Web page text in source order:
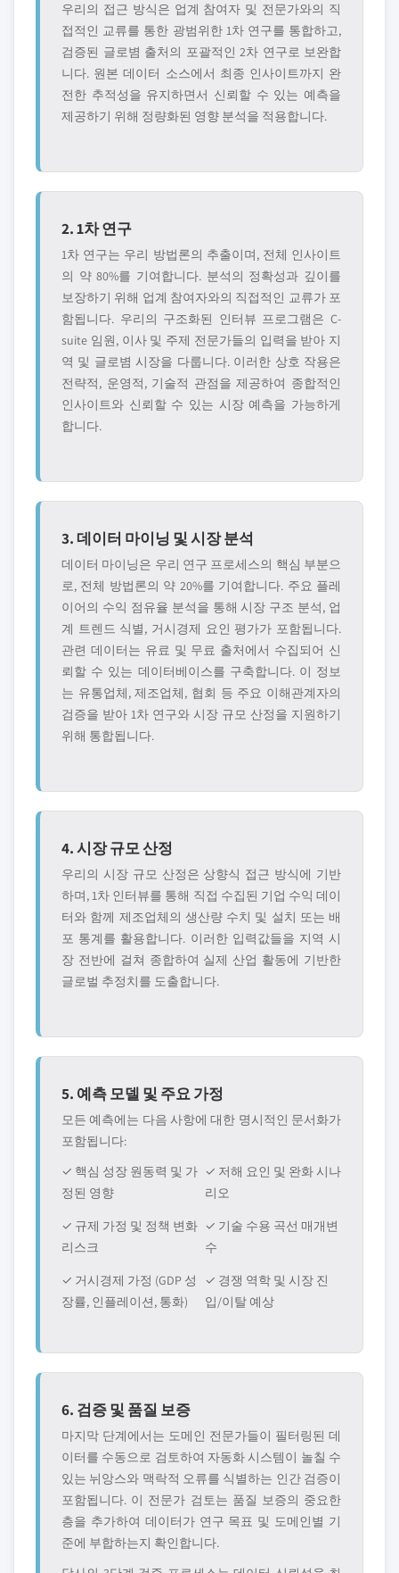
우리의 접근 방식은 업계 참여자 및 전문가와의 직
접적인 교류를 통한 광범위한 1차 연구를 통합하고,
검증된 글로볌 출처의 포괄적인 2차 연구로 보완합
니다. 원본 데이터 소스에서 최종 인사이트까지 완
전한 추적성을 유지하면서 신뢰할 수 있는 예측을
제공하기 위해 정량화된 영향 분석을 적용합니다.
2. 1차 연구
1차 연구는 우리 방법론의 추출이며, 전체 인사이트
의 약 80%를 기여합니다. 분석의 정확성과 깊이를
보장하기 위해 업계 참여자와의 직접적인 교류가 포
함됩니다. 우리의 구조화된 인터뷰 프로그램은 C-
suite 임원, 이사 및 주제 전문가들의 입력을 받아 지
역 및 글로볌 시장을 다룹니다. 이러한 상호 작용은
전략적, 운영적, 기술적 관점을 제공하여 종합적인
인사이트와 신뢰할 수 있는 시장 예측을 가능하게
합니다.
3. 데이터 마이닝 및 시장 분석
데이터 마이닝은 우리 연구 프로세스의 핵심 부분으
로, 전체 방법론의 약 20%를 기여합니다. 주요 플레
이어의 수익 점유율 분석을 통해 시장 구조 분석, 업
계 트렌드 식별, 거시경제 요인 평가가 포함됩니다.
관련 데이터는 유료 및 무료 출처에서 수집되어 신
뢰할 수 있는 데이터베이스를 구축합니다. 이 정보
는 유통업체, 제조업체, 협회 등 주요 이해관계자의
검증을 받아 1차 연구와 시장 규모 산정을 지원하기
위해 통합됩니다.
4. 시장 규모 산정
우리의 시장 규모 산정은 상향식 접근 방식에 기반
하며, 1차 인터뷰를 통해 직접 수집된 기업 수익 데이
터와 함께 제조업체의 생산량 수치 및 설치 또는 배
포 통계를 활용합니다. 이러한 입력값들을 지역 시
장 전반에 걸쳐 종합하여 실제 산업 활동에 기반한
글로벌 추정치를 도출합니다.
5. 예측 모델 및 주요 가정
모든 예측에는 다음 사항에 대한 명시적인 문서화가
포함됩니다:
✓ 핵심 성장 원동력 및 가
정된 영향
✓ 저해 요인 및 완화 시나
리오
✓ 규제 가정 및 정책 변화
리스크
✓ 기술 수용 곡선 매개변
수
✓ 거시경제 가정 (GDP 성
장률, 인플레이션, 통화)
✓ 경쟁 역학 및 시장 진
입/이탈 예상
6. 검증 및 품질 보증
마지막 단계에서는 도메인 전문가들이 필터링된 데
이터를 수동으로 검토하여 자동화 시스템이 놀칠 수
있는 뉘앙스와 맥락적 오류를 식별하는 인간 검증이
포함됩니다. 이 전문가 검토는 품질 보증의 중요한
층을 추가하여 데이터가 연구 목표 및 도메인별 기
준에 부합하는지 확인합니다.